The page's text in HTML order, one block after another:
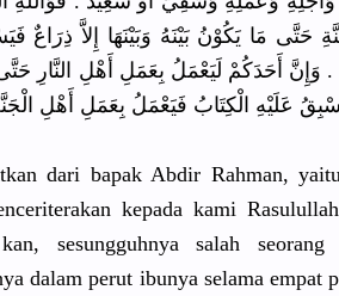
مَا يَكُوْنُ بَيْنَهُ وَبَيْنَهَا إِلاَّ ذِرَاعٌ
. وَإِنَّ أَحَدَكُمْ لَيَعْمَلُ بِعَمَلِ أَهْلِ النَّارِ
dari bapak Abdir Rahman,
kepada kami
sesungguhnya salah
dalam perut ibunya selama empat